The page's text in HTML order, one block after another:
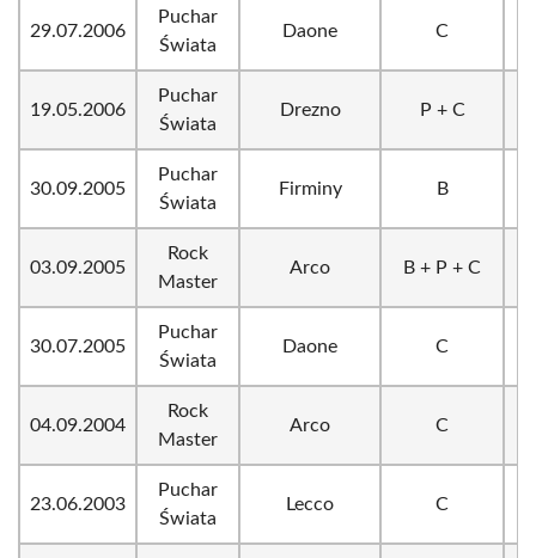
29.07.2006
Puchar
Świata
Daone C
19.05.2006
Puchar
Świata
Drezno P + C
30.09.2005
Puchar
Świata
Firminy B
03.09.2005
Rock
Master
Arco B + P + C
30.07.2005
Puchar
Świata
Daone C
04.09.2004
Rock
Master
Arco C
23.06.2003
Puchar
Świata
Lecco C